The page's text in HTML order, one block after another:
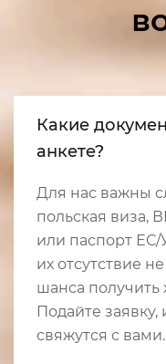
Какие
анкете?
Для нас важны
польская виза,
или паспорт
их отсутствие
шанса получить
Подайте
свяжутся с вами.